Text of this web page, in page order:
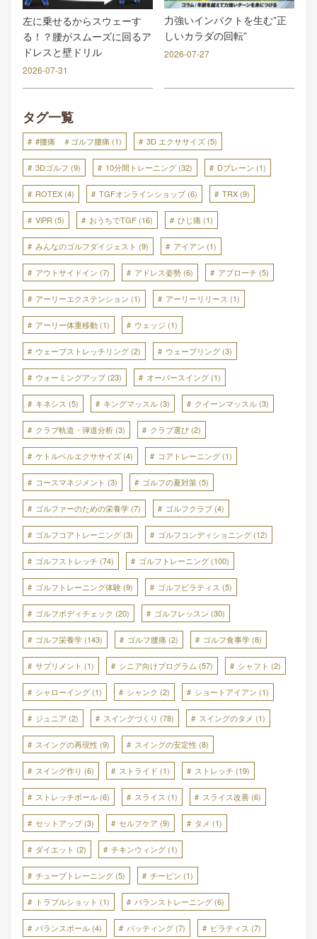
左に乗せるからスウェーす
る！？腰がスムーズに回るア
ドレスと壁ドリル
2026-07-31
力強いインパクトを生む”正
しいカラダの回転”
2026-07-27
タグ一覧
#腰痛 ＃ゴルフ腰痛 (1) 3D エクササイズ (5)
3Dゴルフ (9) 10分間トレーニング (32) Dプレーン (1)
ROTEX (4) TGFオンラインショップ(6) TRX (9)
ViPR (5) おうちでTGF (16) ひじ痛 (1)
みんなのゴルフダイジェスト (9) アイアン (1)
アウトサイドイン (7) アドレス姿勢 (6) アプローチ (5)
アーリーエクステンション (1) アーリーリリース (1)
アーリー体重移動 (1) ウェッジ (1)
ウェーブストレッチリング (2) ウェーブリング (3)
ウォーミングアップ(23) オーバースイング (1)
キネシス (5) キングマッスル (3) クイーンマッスル (3)
クラブ軌道・弾道分析 (3) クラブ選び (2)
ケトルベルエクササイズ (4) コアトレーニング (1)
コースマネジメント (3) ゴルフの夏対策 (5)
ゴルファーのための栄養学 (7) ゴルフクラブ (4)
ゴルフコアトレーニング (3) ゴルフコンディショニング (12)
ゴルフストレッチ (74) ゴルフトレーニング (100)
ゴルフトレーニング体験 (9) ゴルフピラティス (5)
ゴルフボディチェック (20) ゴルフレッスン (30)
ゴルフ栄養学 (143) ゴルフ腰痛 (2) ゴルフ食事学 (8)
サプリメント (1) シニア向けプログラム (57) シャフト (2)
シャローイング (1) シャンク (2) ショートアイアン (1)
ジュニア (2) スイングづくり (78) スイングのタメ (1)
スイングの再現性 (9) スイングの安定性 (8)
スイング作り (6) ストライド (1) ストレッチ (19)
ストレッチボール (6) スライス (1) スライス改善 (6)
セットアップ(3) セルフケア (9) タメ (1)
ダイエット (2) チキンウィング (1)
チューブトレーニング (5) チーピン (1)
トラブルショット (1) バランストレーニング (6)
バランスボール (4) パッティング (7) ピラティス (7)